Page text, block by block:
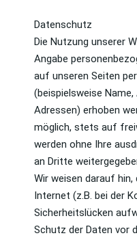
Datenschutz
Die Nutzung unserer
Angabe
auf unseren Seiten
(beispielsweise
Adressen) erhoben
möglich, stets auf
werden ohne Ihre
an Dritte
Wir weisen darauf
Internet (z.B. bei der
Sicherheitslücken
Schutz der Daten vor